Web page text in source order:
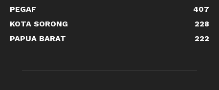
PEGAF
407
KOTA SORONG
228
PAPUA BARAT
222